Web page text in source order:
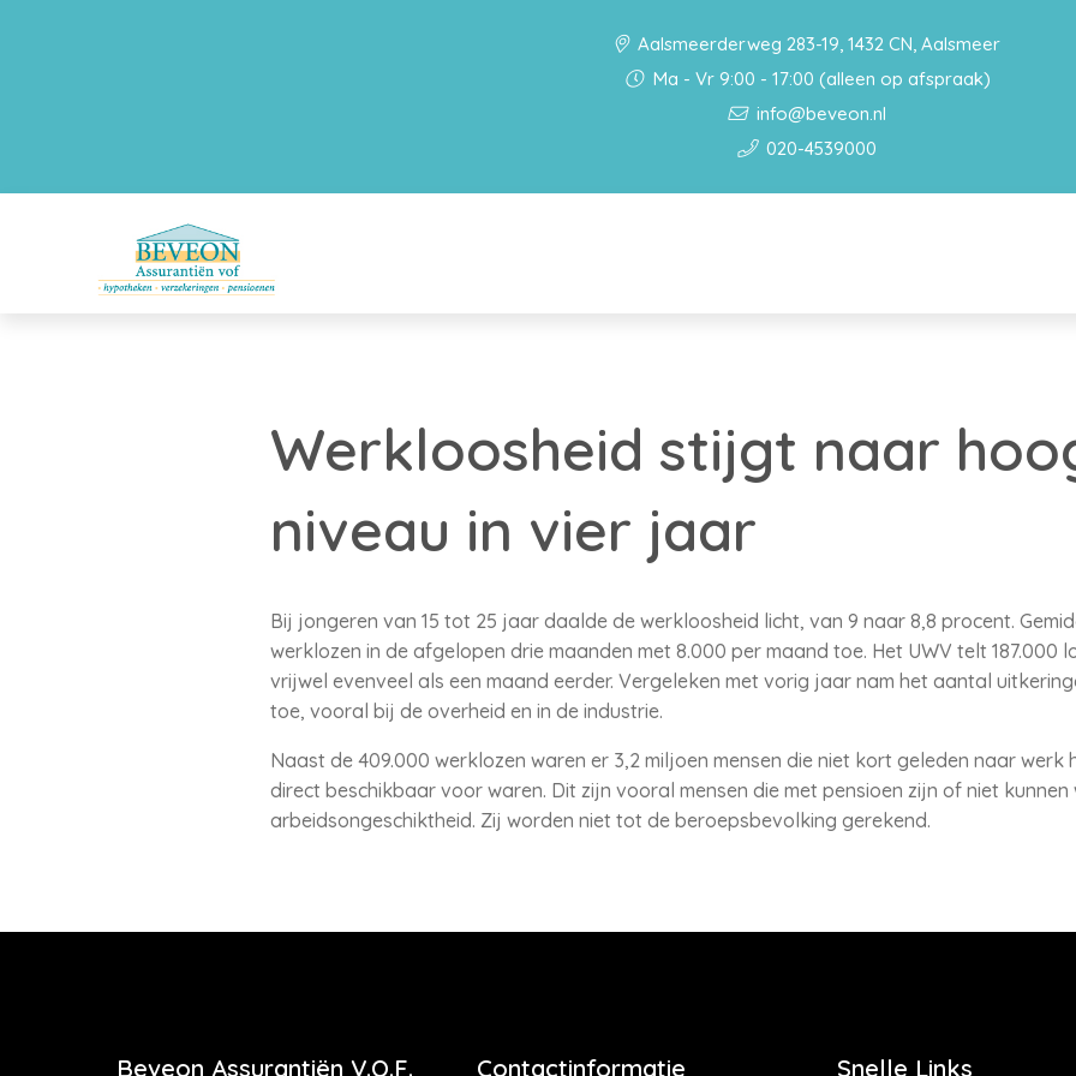
Aalsmeerderweg 283-19, 1432 CN, Aalsmeer
Ma - Vr 9:00 - 17:00 (alleen op afspraak)
info@beveon.nl
020-4539000
Werkloosheid stijgt naar
niveau in vier jaar
Bij jongeren van 15 tot 25 jaar daalde de werkloosheid licht, van 9 naar 8,8 procent.
werklozen in de afgelopen drie maanden met 8.000 per maand toe. Het UWV telt 187.000
vrijwel evenveel als een maand eerder. Vergeleken met vorig jaar nam het aantal
toe, vooral bij de overheid en in de industrie.
Naast de 409.000 werklozen waren er 3,2 miljoen mensen die niet kort geleden naar
direct beschikbaar voor waren. Dit zijn vooral mensen die met pensioen zijn of niet
arbeidsongeschiktheid. Zij worden niet tot de beroepsbevolking gerekend.
Beveon Assurantiën V.O.F. Contactinformatie Snelle Links